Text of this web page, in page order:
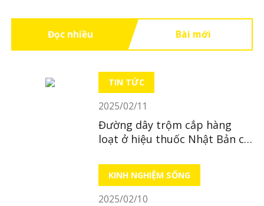
Đọc nhiều Bài mới
TIN TỨC
2025/02/11
Đường dây trộm cắp hàng
loạt ở hiệu thuốc Nhật Bản có
KINH NGHIỆM SỐNG
2025/02/10